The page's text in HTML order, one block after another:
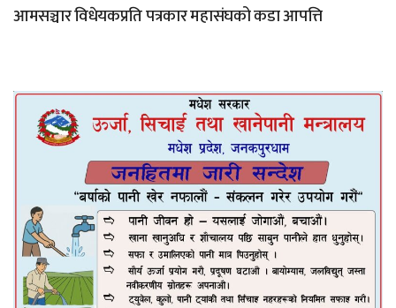
आमसञ्चार विधेयकप्रति पत्रकार महासंघको कडा आपत्ति